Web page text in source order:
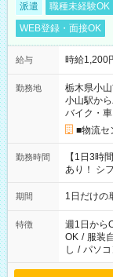
派遣 職種未経験OK
WEB登録・面接OK
給与 時給1,200
勤務地
栃木県小
小山駅か
バイク・車
■物流
勤務時間
【1日3時
あり！ シ
▼18:00～
期間 1日だけの
特徴 週1日から
OK / 服装
し / パソ